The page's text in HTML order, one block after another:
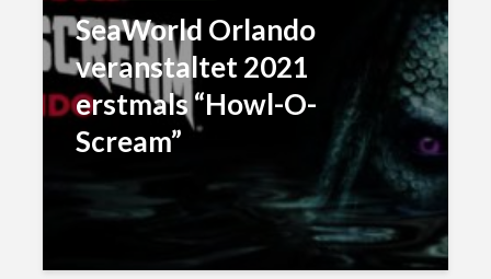
SeaWorld Orlando
veranstaltet 2021
erstmals “Howl-O-
Scream”